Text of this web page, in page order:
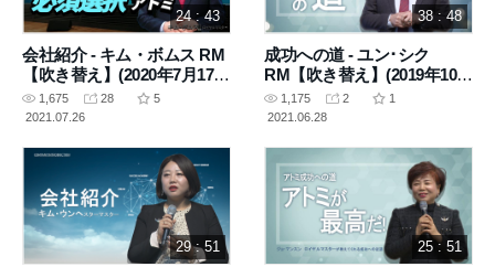
24 : 43
会社紹介 - キム・ボムス RM
【吹き替え】(2020年7月17日
講義)
1,675 28
5
2021.07.26
38 : 48
成功への道 - ユン･シク
RM【吹き替え】(2019年10月
24日 講義)
1,175 2
1
2021.06.28
29 : 51 25 : 51